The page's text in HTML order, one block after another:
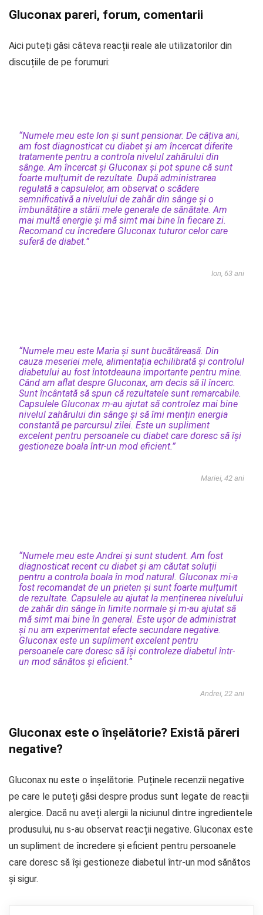
Gluconax pareri, forum, comentarii
Aici puteți găsi câteva reacții reale ale utilizatorilor din
discuțiile de pe forumuri:
“Numele meu este Ion și sunt pensionar. De câțiva ani,
am fost diagnosticat cu diabet și am încercat diferite
tratamente pentru a controla nivelul zahărului din
sânge. Am încercat și Gluconax și pot spune că sunt
foarte mulțumit de rezultate. După administrarea
regulată a capsulelor, am observat o scădere
semnificativă a nivelului de zahăr din sânge și o
îmbunătățire a stării mele generale de sănătate. Am
mai multă energie și mă simt mai bine în fiecare zi.
Recomand cu încredere Gluconax tuturor celor care
suferă de diabet.”
Ion, 63 ani
“Numele meu este Maria și sunt bucătăreasă. Din
cauza meseriei mele, alimentația echilibrată și controlul
diabetului au fost întotdeauna importante pentru mine.
Când am aflat despre Gluconax, am decis să îl încerc.
Sunt încântată să spun că rezultatele sunt remarcabile.
Capsulele Gluconax m-au ajutat să controlez mai bine
nivelul zahărului din sânge și să îmi mențin energia
constantă pe parcursul zilei. Este un supliment
excelent pentru persoanele cu diabet care doresc să își
gestioneze boala într-un mod eficient.”
Mariei, 42 ani
“Numele meu este Andrei și sunt student. Am fost
diagnosticat recent cu diabet și am căutat soluții
pentru a controla boala în mod natural. Gluconax mi-a
fost recomandat de un prieten și sunt foarte mulțumit
de rezultate. Capsulele au ajutat la menținerea nivelului
de zahăr din sânge în limite normale și m-au ajutat să
mă simt mai bine în general. Este ușor de administrat
și nu am experimentat efecte secundare negative.
Gluconax este un supliment excelent pentru
persoanele care doresc să își controleze diabetul într-
un mod sănătos și eficient.”
Andrei, 22 ani
Gluconax este o înșelătorie? Există păreri
negative?
Gluconax nu este o înșelătorie. Puținele recenzii negative
pe care le puteți găsi despre produs sunt legate de reacții
alergice. Dacă nu aveți alergii la niciunul dintre ingredientele
produsului, nu s-au observat reacții negative. Gluconax este
un supliment de încredere și eficient pentru persoanele
care doresc să își gestioneze diabetul într-un mod sănătos
și sigur.